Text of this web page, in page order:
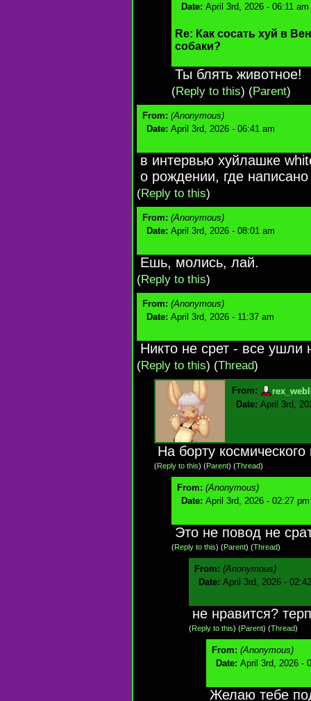
Date: April 3rd, 2026 - 06:11 am
Re: Как сосать хуй в
собаки?
Ты блять животное!
(Reply to this) (Parent)
From: (Anonymous)
Date: April 3rd, 2026 - 06:41 am
в интервью хуйлашке
о рождении, где
(Reply to this)
From: (Anonymous)
Date: April 3rd, 2026 - 08:01 am
Ешь, молись, лай.
(Reply to this)
From: (Anonymous)
Date: April 3rd, 2026 - 11:37 am
Никто не срет - все ушли
(Reply to this) (Thread)
From:
Date: April 3rd,
На борту
(Reply to this) (Parent) (Thread)
From: (Anonymous)
Date: April 3rd, 2026 - 02:27 pm
Это не повод не
(Reply to this) (Parent) (Thread)
From: (Anonymous)
Date: April 3rd, 2026 -
не нравится?
(Reply to this) (Parent) (Thread)
From: (Anonymous)
Date: April 3rd, 2026 -
Желаю тебе